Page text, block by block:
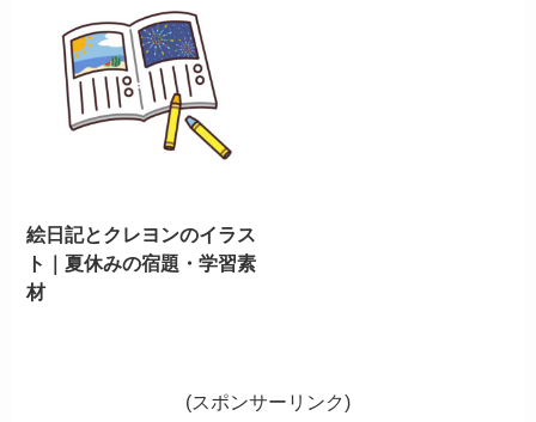
絵日記とクレヨンのイラス
ト｜夏休みの宿題・学習素
材
(スポンサーリンク)